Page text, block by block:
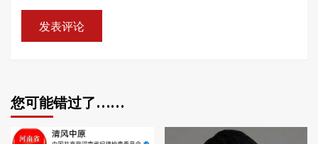
您可能错过了……